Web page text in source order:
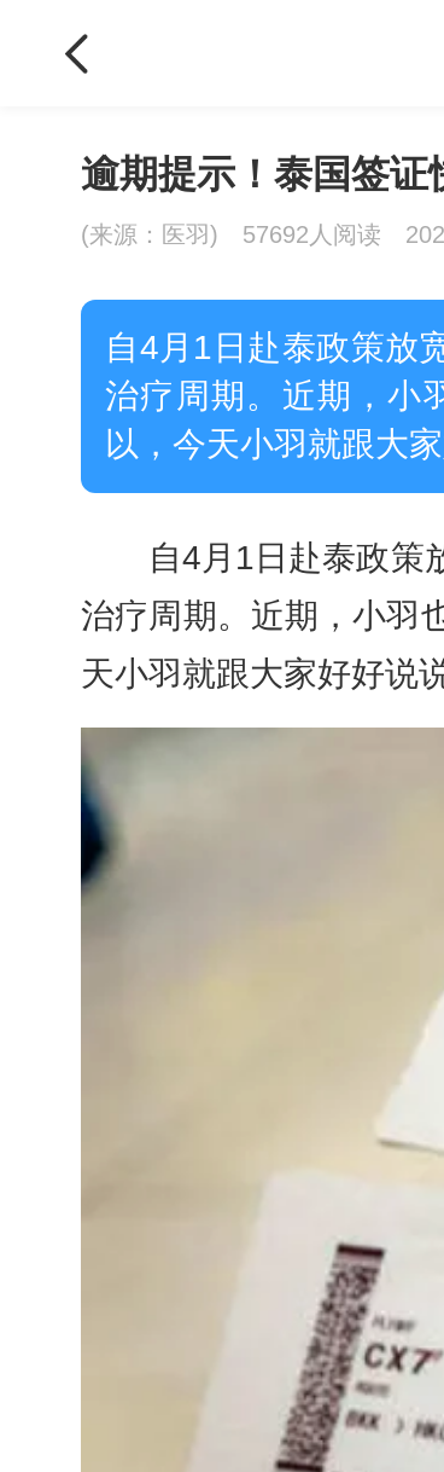
逾期提示！泰国签证
(来源：医羽) 57692人阅读
自4月1日赴泰政策放
治疗周期。近期，小
以，今天小羽就跟大家
自4月1日赴泰政策放
治疗周期。近期，小羽
天小羽就跟大家好好说说